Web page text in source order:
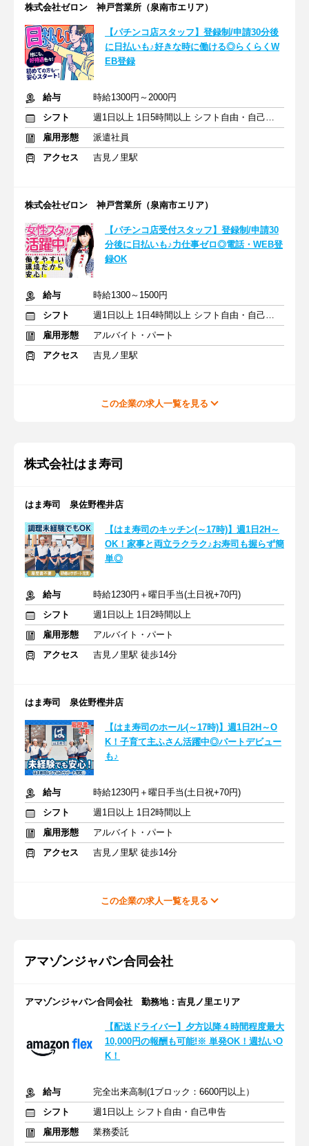
株式会社ゼロン 神戸営業所（泉南市エリア）
【パチンコ店スタッフ】登録制/申請30分後
に日払いも♪好きな時に働ける◎らくらくW
EB登録
給与
時給1300円～2000円
シフト
週1日以上 1日5時間以上 シフト自由・自己申告
雇用形態
派遣社員
アクセス
吉見ノ里駅
株式会社ゼロン 神戸営業所（泉南市エリア）
【パチンコ店受付スタッフ】登録制/申請30
分後に日払いも♪力仕事ゼロ◎電話・WEB登
録OK
給与
時給1300～1500円
シフト
週1日以上 1日4時間以上 シフト自由・自己申告
雇用形態
アルバイト・パート
アクセス
吉見ノ里駅
この企業の求人一覧を見る
株式会社はま寿司
はま寿司 泉佐野樫井店
【はま寿司のキッチン(～17時)】週1日2H～
OK！家事と両立ラクラク♪お寿司も握らず簡
単◎
給与
時給1230円＋曜日手当(土日祝+70円)
シフト
週1日以上 1日2時間以上
雇用形態
アルバイト・パート
アクセス
吉見ノ里駅 徒歩14分
はま寿司 泉佐野樫井店
【はま寿司のホール(～17時)】週1日2H～O
K！子育て主ふさん活躍中◎パートデビュー
も♪
給与
時給1230円＋曜日手当(土日祝+70円)
シフト
週1日以上 1日2時間以上
雇用形態
アルバイト・パート
アクセス
吉見ノ里駅 徒歩14分
この企業の求人一覧を見る
アマゾンジャパン合同会社
アマゾンジャパン合同会社 勤務地：吉見ノ里エリア
【配送ドライバー】夕方以降４時間程度最大
10,000円の報酬も可能!※ 単発OK！週払いO
K！
給与
完全出来高制(1ブロック：6600円以上）
シフト
週1日以上 シフト自由・自己申告
雇用形態
業務委託